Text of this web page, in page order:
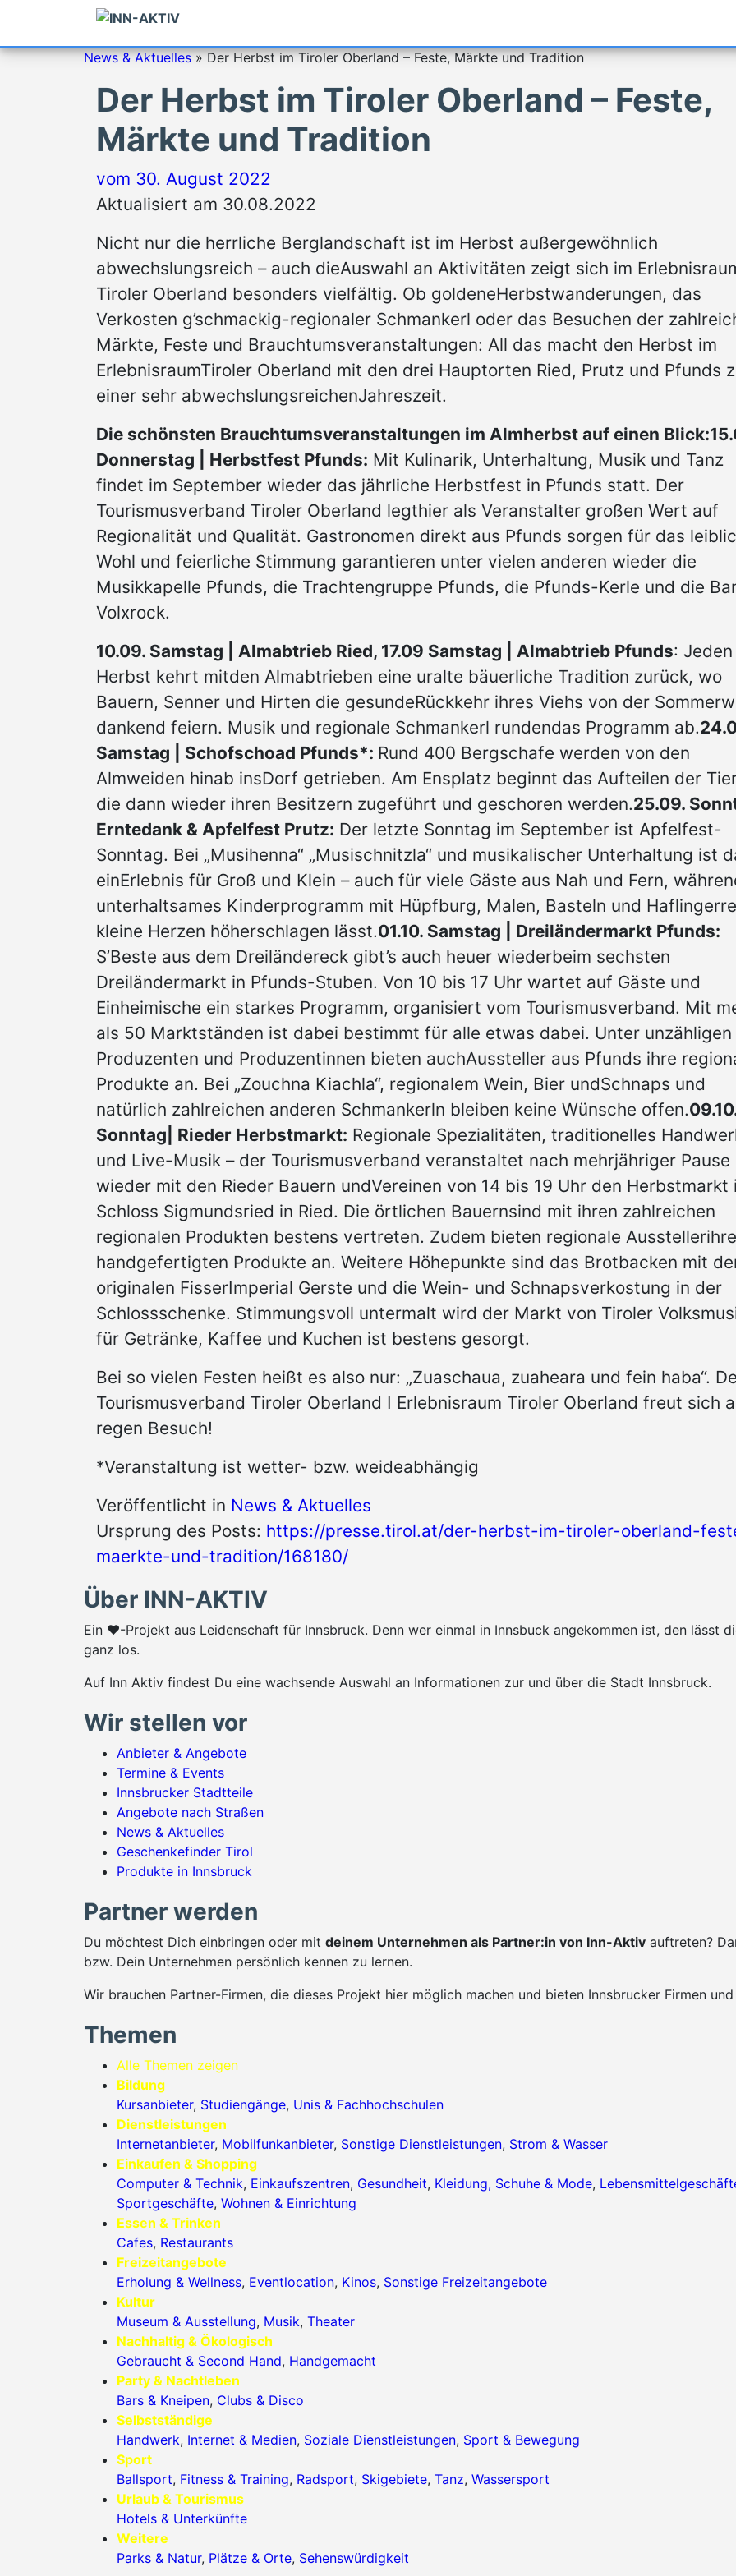
News & Aktuelles»Der Herbst im Tiroler Oberland – Feste, Märkte und Tradition
Der Herbst im Tiroler Oberland – Feste,
Märkte und Tradition
vom 30. August 2022
Aktualisiert am 30.08.2022
Nicht nur die herrliche Berglandschaft ist im Herbst außergewöhnlich
abwechslungsreich – auch dieAuswahl an Aktivitäten zeigt sich im
Tiroler Oberland besonders vielfältig. Ob goldeneHerbstwanderungen, das
Verkosten g’schmackig-regionaler Schmankerl oder das Besuchen der
Märkte, Feste und Brauchtumsveranstaltungen: All das macht den Herbst im
ErlebnisraumTiroler Oberland mit den drei Hauptorten Ried, Prutz und Pfunds
einer sehr abwechslungsreichenJahreszeit.
Die schönsten Brauchtumsveranstaltungen im Almherbst auf einen Blick:
Donnerstag | Herbstfest Pfunds: Mit Kulinarik, Unterhaltung, Musik und Tanz
findet im September wieder das jährliche Herbstfest in Pfunds statt. Der
Tourismusverband Tiroler Oberland legthier als Veranstalter großen Wert auf
Regionalität und Qualität. Gastronomen direkt aus Pfunds sorgen für das
Wohl und feierliche Stimmung garantieren unter vielen anderen wieder die
Musikkapelle Pfunds, die Trachtengruppe Pfunds, die Pfunds-Kerle und die
Volxrock.
10.09. Samstag | Almabtrieb Ried, 17.09 Samstag | Almabtrieb Pfunds: Jeden
Herbst kehrt mitden Almabtrieben eine uralte bäuerliche Tradition zurück, wo
Bauern, Senner und Hirten die gesundeRückkehr ihres Viehs von der
dankend feiern. Musik und regionale Schmankerl rundendas Programm ab.
Samstag | Schofschoad Pfunds*: Rund 400 Bergschafe werden von den
Almweiden hinab insDorf getrieben. Am Ensplatz beginnt das Aufteilen der
die dann wieder ihren Besitzern zugeführt und geschoren werden.25.09.
Erntedank & Apfelfest Prutz: Der letzte Sonntag im September ist Apfelfest-
Sonntag. Bei „Musihenna“ „Musischnitzla“ und musikalischer Unterhaltung ist
einErlebnis für Groß und Klein – auch für viele Gäste aus Nah und Fern,
unterhaltsames Kinderprogramm mit Hüpfburg, Malen, Basteln und
kleine Herzen höherschlagen lässt.01.10. Samstag | Dreiländermarkt Pfunds:
S’Beste aus dem Dreiländereck gibt’s auch heuer wiederbeim sechsten
Dreiländermarkt in Pfunds-Stuben. Von 10 bis 17 Uhr wartet auf Gäste und
Einheimische ein starkes Programm, organisiert vom Tourismusverband. Mit
als 50 Marktständen ist dabei bestimmt für alle etwas dabei. Unter unzähligen
Produzenten und Produzentinnen bieten auchAussteller aus Pfunds ihre
Produkte an. Bei „Zouchna Kiachla“, regionalem Wein, Bier undSchnaps und
natürlich zahlreichen anderen Schmankerln bleiben keine Wünsche offen.
Sonntag| Rieder Herbstmarkt: Regionale Spezialitäten, traditionelles
und Live-Musik – der Tourismusverband veranstaltet nach mehrjähriger Pause
wieder mit den Rieder Bauern undVereinen von 14 bis 19 Uhr den Herbstmarkt
Schloss Sigmundsried in Ried. Die örtlichen Bauernsind mit ihren zahlreichen
regionalen Produkten bestens vertreten. Zudem bieten regionale Ausstellerihre
handgefertigten Produkte an. Weitere Höhepunkte sind das Brotbacken mit
originalen FisserImperial Gerste und die Wein- und Schnapsverkostung in der
Schlossschenke. Stimmungsvoll untermalt wird der Markt von Tiroler
für Getränke, Kaffee und Kuchen ist bestens gesorgt.
Bei so vielen Festen heißt es also nur: „Zuaschaua, zuaheara und fein haba“.
Tourismusverband Tiroler Oberland I Erlebnisraum Tiroler Oberland freut sich
regen Besuch!
*Veranstaltung ist wetter- bzw. weideabhängig
Veröffentlicht in News & Aktuelles
Ursprung des Posts: https://presse.tirol.at/der-herbst-im-tiroler-oberland-
maerkte-und-tradition/168180/
Über INN-AKTIV
Ein ♥-Projekt aus Leidenschaft für Innsbruck. Denn wer einmal in Innsbuck angekommen ist, den lässt
ganz los.
Auf Inn Aktiv findest Du eine wachsende Auswahl an Informationen zur und über die Stadt Innsbruck.
Wir stellen vor
Anbieter & Angebote
Termine & Events
Innsbrucker Stadtteile
Angebote nach Straßen
News & Aktuelles
Geschenkefinder Tirol
Produkte in Innsbruck
Partner werden
Du möchtest Dich einbringen oder mit deinem Unternehmen als Partner:in von Inn-Aktiv auftreten?
bzw. Dein Unternehmen persönlich kennen zu lernen.
Wir brauchen Partner-Firmen, die dieses Projekt hier möglich machen und bieten Innsbrucker Firmen
Themen
Alle Themen zeigen
Bildung
Kursanbieter, Studiengänge, Unis & Fachhochschulen
Dienstleistungen
Internetanbieter, Mobilfunkanbieter, Sonstige Dienstleistungen, Strom & Wasser
Einkaufen & Shopping
Computer & Technik, Einkaufszentren, Gesundheit, Kleidung, Schuhe & Mode,
Sportgeschäfte, Wohnen & Einrichtung
Essen & Trinken
Cafes, Restaurants
Freizeitangebote
Erholung & Wellness, Eventlocation, Kinos, Sonstige Freizeitangebote
Kultur
Museum & Ausstellung, Musik, Theater
Nachhaltig & Ökologisch
Gebraucht & Second Hand, Handgemacht
Party & Nachtleben
Bars & Kneipen, Clubs & Disco
Selbstständige
Handwerk, Internet & Medien, Soziale Dienstleistungen, Sport & Bewegung
Sport
Ballsport, Fitness & Training, Radsport, Skigebiete, Tanz, Wassersport
Urlaub & Tourismus
Hotels & Unterkünfte
Weitere
Parks & Natur, Plätze & Orte, Sehenswürdigkeit